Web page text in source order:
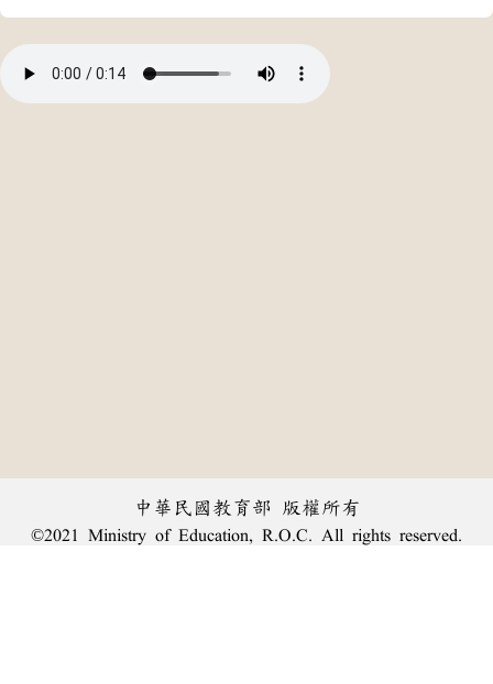
中華民國教育部 版權所有
©2021 Ministry of Education, R.O.C. All rights reserved.